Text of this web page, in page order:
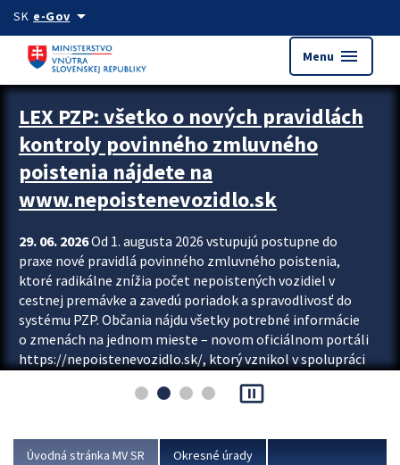
Preskocit na hlavný obsah
SK e-Govarrow_drop_down
Menu menu
Zastavit automatický posun upútavok
LEX PZP: všetko o nových pravidlách
kontroly povinného zmluvného
poistenia nájdete na
www.nepoistenevozidlo.sk
29. 06. 2026Od 1. augusta 2026 vstupujú postupne do
praxe nové pravidlá povinného zmluvného poistenia,
ktoré radikálne znížia počet nepoistených vozidiel v
cestnej premávke a zavedú poriadok a spravodlivosť do
systému PZP. Občania nájdu všetky potrebné informácie
o zmenách na jednom mieste – novom oficiálnom portáli
https://nepoistenevozidlo.sk/, ktorý vznikol v spolupráci
asociácie poisťovní (SLASPO) a Ministerstva vnútra SR.
Viac
pause_presentation
Úvodná stránka MV SR Okresné úrady